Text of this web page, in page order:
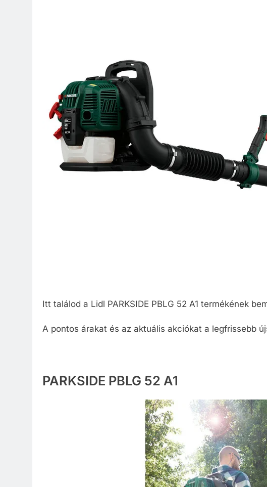
Itt találod a Lidl PARKSIDE PBLG 52 A1 termékének
A pontos árakat és az aktuális akciókat a legfrissebb
PARKSIDE PBLG 52 A1